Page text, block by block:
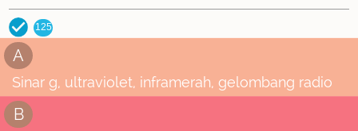
125
A
Sinar g, ultraviolet, inframerah, gelombang radio
B